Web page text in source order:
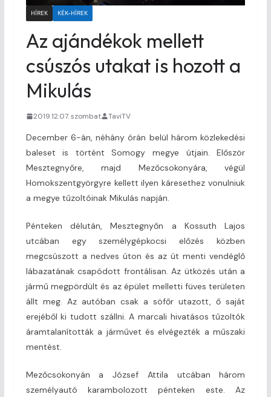
HÍREK KÉK-HÍREK
Az ajándékok mellett
csúszós utakat is hozott a
Mikulás
2019.12.07. szombat TaviTV
December 6-án, néhány órán belül három közlekedési
baleset is történt Somogy megye útjain. Először
Mesztegnyőre, majd Mezőcsokonyára, végül
Homokszentgyörgyre kellett ilyen káresethez vonulniuk
a megye tűzoltóinak Mikulás napján.
Pénteken délután, Mesztegnyőn a Kossuth Lajos
utcában egy személygépkocsi előzés közben
megcsúszott a nedves úton és az út menti vendéglő
lábazatának csapódott frontálisan. Az ütközés után a
jármű megpördült és az épület melletti füves területen
állt meg. Az autóban csak a söfőr utazott, ő saját
erejéből ki tudott szállni. A marcali hivatásos tűzoltók
áramtalanították a járművet és elvégezték a műszaki
mentést.
Mezőcsokonyán a József Attila utcában három
személyautó karambolozott pénteken este. Az